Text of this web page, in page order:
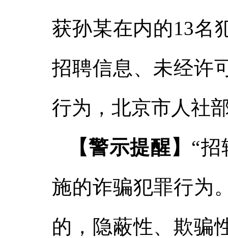
获孙某在内的13名
招聘信息、未经许
行为，北京市人社
【警示提醒】 “
施的诈骗犯罪行为
的，隐蔽性、欺骗